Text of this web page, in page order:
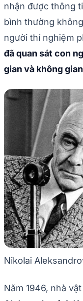
nhận được thông
bình thường
người thí nghiệm
đã quan sát con
gian và không
Nikolai
Năm 1946, nhà